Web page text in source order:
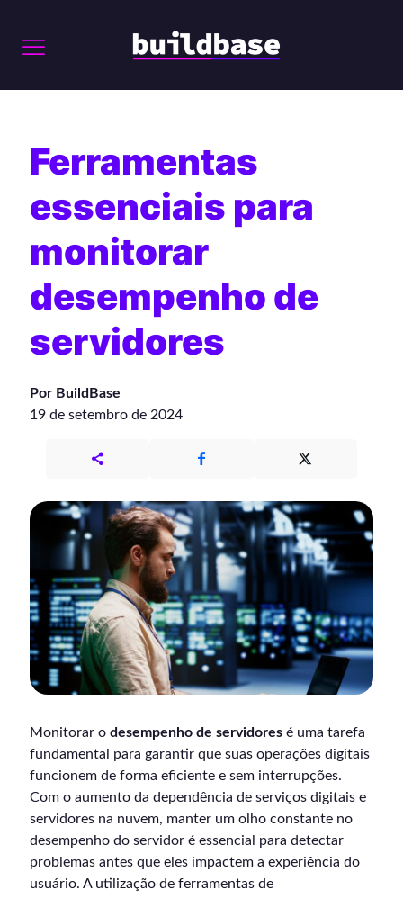
Ferramentas
essenciais para
monitorar
desempenho de
servidores
Por BuildBase
19 de setembro de 2024
Monitorar o desempenho de servidores é uma tarefa
fundamental para garantir que suas operações digitais
funcionem de forma eficiente e sem interrupções.
Com o aumento da dependência de serviços digitais e
servidores na nuvem, manter um olho constante no
desempenho do servidor é essencial para detectar
problemas antes que eles impactem a experiência do
usuário. A utilização de ferramentas de